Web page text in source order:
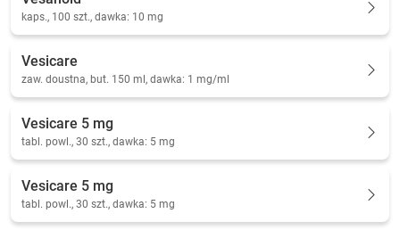
kaps., 100 szt., dawka: 10 mg
Vesicare
zaw. doustna, but. 150 ml, dawka: 1 mg/ml
Vesicare 5 mg
tabl. powl., 30 szt., dawka: 5 mg
Vesicare 5 mg
tabl. powl., 30 szt., dawka: 5 mg